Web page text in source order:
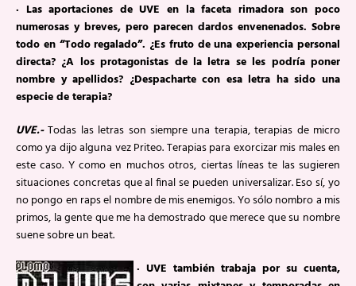
· Las aportaciones de UVE en la faceta rimadora son poco
numerosas y breves, pero parecen dardos envenenados. Sobre
todo en “Todo regalado”. ¿Es fruto de una experiencia personal
directa? ¿A los protagonistas de la letra se les podría poner
nombre y apellidos? ¿Despacharte con esa letra ha sido una
especie de terapia?
UVE.-Todas las letras son siempre una terapia, terapias de micro
como ya dijo alguna vez Priteo. Terapias para exorcizar mis males en
este caso. Y como en muchos otros, ciertas líneas te las sugieren
situaciones concretas que al final se pueden universalizar. Eso sí, yo
no pongo en raps el nombre de mis enemigos. Yo sólo nombro a mis
primos, la gente que me ha demostrado que merece que su nombre
suene sobre un beat.
· UVE también trabaja por su cuenta,